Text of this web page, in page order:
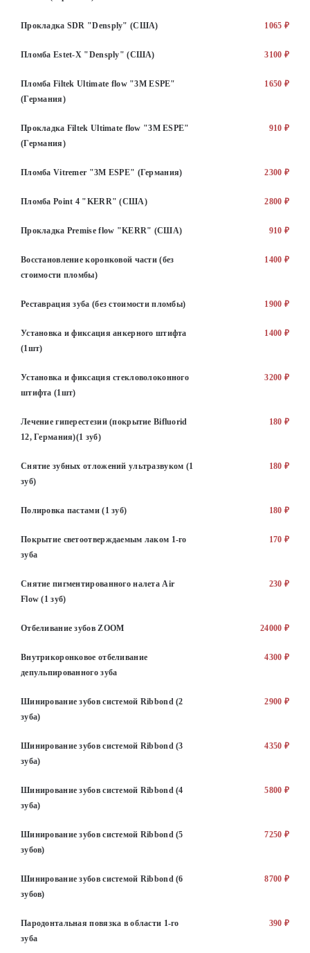
Прокладка SDR "Densply" (США) 1065 ₽
Пломба Estet-X "Densply" (США) 3100 ₽
Пломба Filtek Ultimate flow "3M ESPE"
(Германия)
1650 ₽
Прокладка Filtek Ultimate flow "3M ESPE"
(Германия)
910 ₽
Пломба Vitremer "3M ESPE" (Германия) 2300 ₽
Пломба Point 4 "KERR" (США) 2800 ₽
Прокладка Premise flow "KERR" (США) 910 ₽
Восстановление коронковой части (без
стоимости пломбы)
1400 ₽
Реставрация зуба (без стоимости пломбы) 1900 ₽
Установка и фиксация анкерного штифта
(1шт)
1400 ₽
Установка и фиксация стекловолоконного
штифта (1шт)
3200 ₽
Лечение гиперестезии (покрытие Bifluorid
12, Германия)(1 зуб)
180 ₽
Снятие зубных отложений ультразвуком (1
зуб)
180 ₽
Полировка пастами (1 зуб) 180 ₽
Покрытие светоотверждаемым лаком 1-го
зуба
170 ₽
Снятие пигментированного налета Air
Flow (1 зуб)
230 ₽
Отбеливание зубов ZOOM 24000 ₽
Внутрикоронковое отбеливание
депульпированного зуба
4300 ₽
Шинирование зубов системой Ribbond (2
зуба)
2900 ₽
Шинирование зубов системой Ribbond (3
зуба)
4350 ₽
Шинирование зубов системой Ribbond (4
зуба)
5800 ₽
Шинирование зубов системой Ribbond (5
зубов)
7250 ₽
Шинирование зубов системой Ribbond (6
зубов)
8700 ₽
Пародонтальная повязка в области 1-го
зуба
390 ₽